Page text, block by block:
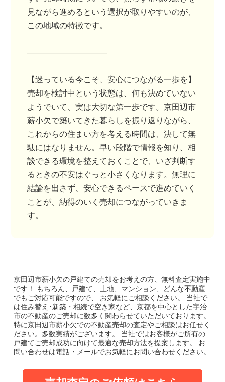
見ながら進めるという選択が取りやすいのが、
この地域の特徴です。
――――――――――
【迷っている今こそ、安心につながる一歩を】
売却を検討中という状態は、何も決めていない
ようでいて、実は大切な第一歩です。京田辺市
薪小欠で築いてきた暮らしを振り返りながら、
これからの住まい方を考える時間は、決して無
駄にはなりません。早い段階で情報を知り、相
談できる環境を整えておくことで、いざ判断す
るときの不安はぐっと小さくなります。無理に
結論を出さず、安心できるペースで進めていく
ことが、納得のいく売却につながっていきま
す。
京田辺市薪小欠の戸建ての売却をお考えの方、無料査定実施中
です！
もちろん、戸建て、土地、マンション、どんな不動産
でもご対応可能ですので、 お気軽にご相談ください。
当社で
は住み替え･新築・相続で空き家など、京都を中心とした宇治
市の不動産のご売却に数多く関わらせていただいております。
特に京田辺市薪小欠での不動産売却の査定やご相談はお任せく
ださい。多数実績がございます。
当社ではお客様がご所有の
戸建てご売却成功に向けて最適な売却方法を提案します。
お
問い合わせは電話・メールでお気軽にお問い合わせください。